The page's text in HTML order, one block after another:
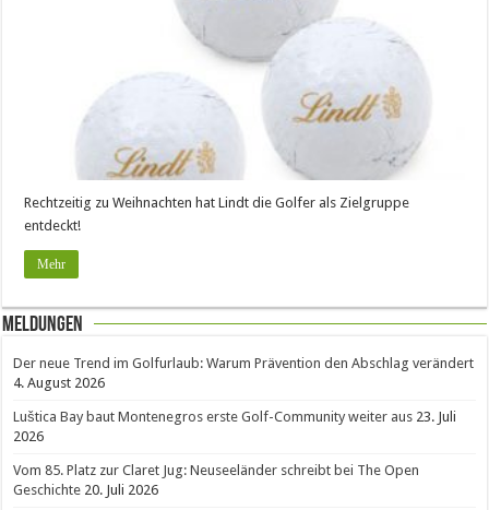
Rechtzeitig zu Weihnachten hat Lindt die Golfer als Zielgruppe
entdeckt!
Mehr
Meldungen
Der neue Trend im Golfurlaub: Warum Prävention den Abschlag verändert
4. August 2026
Luštica Bay baut Montenegros erste Golf-Community weiter aus 23. Juli
2026
Vom 85. Platz zur Claret Jug: Neuseeländer schreibt bei The Open
Geschichte 20. Juli 2026